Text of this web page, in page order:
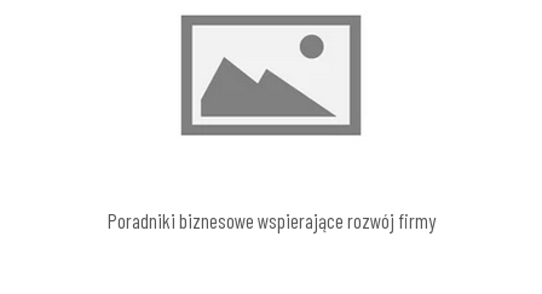
Poradniki biznesowe wspierające rozwój firmy